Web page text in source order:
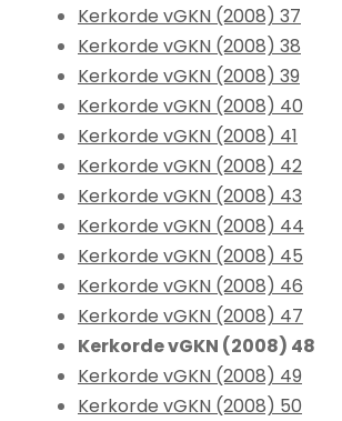
Kerkorde vGKN (2008) 37
Kerkorde vGKN (2008) 38
Kerkorde vGKN (2008) 39
Kerkorde vGKN (2008) 40
Kerkorde vGKN (2008) 41
Kerkorde vGKN (2008) 42
Kerkorde vGKN (2008) 43
Kerkorde vGKN (2008) 44
Kerkorde vGKN (2008) 45
Kerkorde vGKN (2008) 46
Kerkorde vGKN (2008) 47
Kerkorde vGKN (2008) 48
Kerkorde vGKN (2008) 49
Kerkorde vGKN (2008) 50